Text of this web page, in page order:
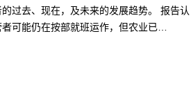
过去、现在，及未来的发展趋势。 报告认
可能仍在按部就班运作，但农业已…